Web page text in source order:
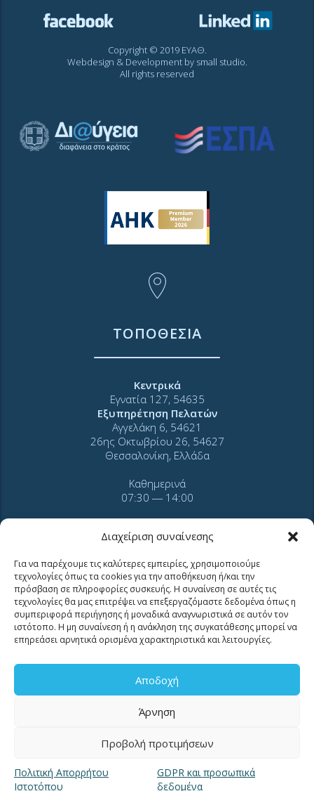
Διαχείριση συναίνεσης
Για να παρέχουμε τις καλύτερες εμπειρίες, χρησιμοποιούμε
τεχνολογίες όπως τα cookies για την αποθήκευση ή/και την
πρόσβαση σε πληροφορίες συσκευής. Η συναίνεση σε αυτές τις
τεχνολογίες θα μας επιτρέψει να επεξεργαζόμαστε δεδομένα όπως η
συμπεριφορά περιήγησης ή μοναδικά αναγνωριστικά σε αυτόν τον
ιστότοπο. Η μη συναίνεση ή η ανάκληση της συγκατάθεσης μπορεί να
επηρεάσει αρνητικά ορισμένα χαρακτηριστικά και λειτουργίες.
Αποδοχή
Άρνηση
Προβολή προτιμήσεων
Πολιτική Απορρήτου
Ιστοτόπου
GDPR και προσωπικά
δεδομένα
Copyright © 2019 ΕΥΑΘ.
Webdesign & Development by small studio.
All rights reserved
ΤΟΠΟΘΕΣΙΑ
Κεντρικά
Εγνατία 127, 54635
Εξυπηρέτηση Πελατών
Αγγελάκη 6, 54621
26ης Οκτωβρίου 26, 54627
Θεσσαλονίκη, Ελλάδα
Καθημερινά
07:30 ― 14:00
ΕΠΙΚΟΙΝΩΝΙΑ
Τηλ. 2310 966600
για βλάβες καλέστε
11124
Επικοινωνία για καταναλωτές